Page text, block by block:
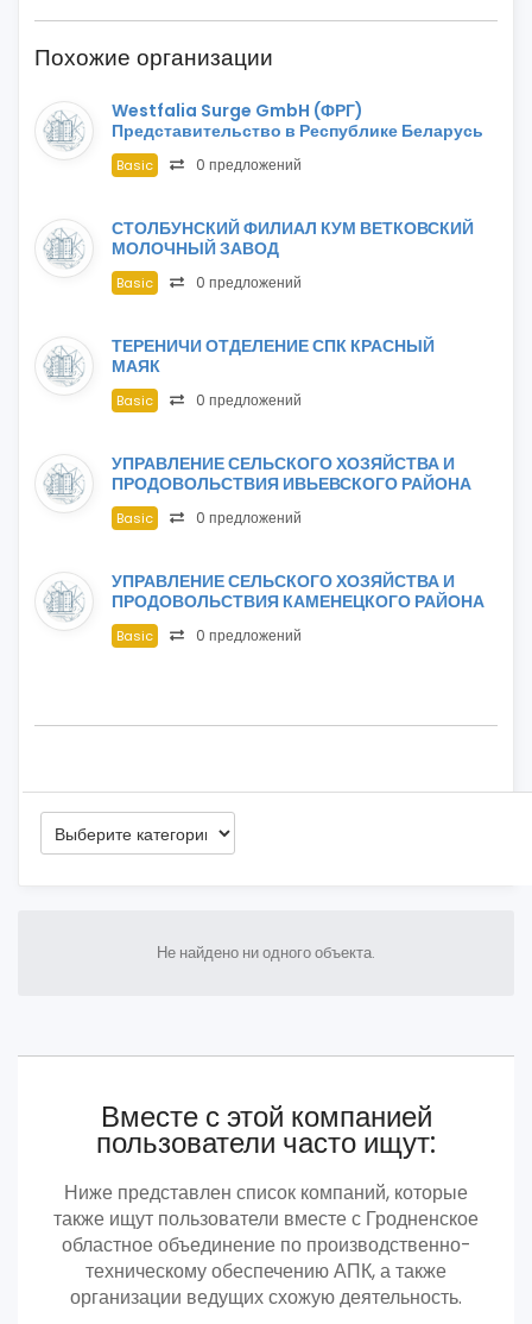
Похожие организации
Westfalia Surge GmbH (ФРГ)
Представительство в Республике Беларусь
Basic 0 предложений
СТОЛБУНСКИЙ ФИЛИАЛ КУМ ВЕТКОВСКИЙ
МОЛОЧНЫЙ ЗАВОД
Basic 0 предложений
ТЕРЕНИЧИ ОТДЕЛЕНИЕ СПК КРАСНЫЙ
МАЯК
Basic 0 предложений
УПРАВЛЕНИЕ СЕЛЬСКОГО ХОЗЯЙСТВА И
ПРОДОВОЛЬСТВИЯ ИВЬЕВСКОГО РАЙОНА
Basic 0 предложений
УПРАВЛЕНИЕ СЕЛЬСКОГО ХОЗЯЙСТВА И
ПРОДОВОЛЬСТВИЯ КАМЕНЕЦКОГО РАЙОНА
Basic 0 предложений
Не найдено ни одного объекта.
Вместе с этой компанией
пользователи часто ищут:
Ниже представлен список компаний, которые
также ищут пользователи вместе с Гродненское
областное объединение по производственно-
техническому обеспечению АПК, а также
организации ведущих схожую деятельность.